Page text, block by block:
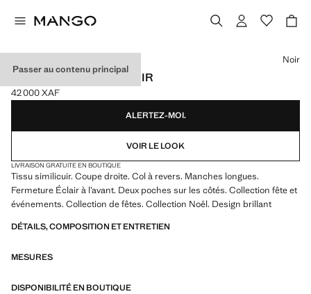
Passer au contenu principal
BLOUSON EN SIMILI-CUIR
Prix actuel [42 000 XAF ]
42 000 XAF
Choisissez une couleur
Noir
ALERTEZ-MOI.
VOIR LE LOOK
LIVRAISON GRATUITE EN BOUTIQUE
Tissu similicuir. Coupe droite. Col à revers. Manches longues.
Fermeture Éclair à l’avant. Deux poches sur les côtés. Collection fête et
événements. Collection de fêtes. Collection Noël. Design brillant
DÉTAILS, COMPOSITION ET ENTRETIEN
MESURES
DISPONIBILITÉ EN BOUTIQUE